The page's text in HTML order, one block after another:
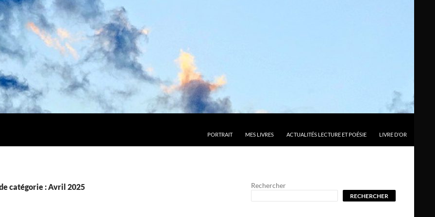
PORTRAIT MES LIVRES ACTUALITÉS LECTURE ET POÉSIE LIVRE D’OR
catégorie : Avril 2025 Rechercher
RECHERCHER